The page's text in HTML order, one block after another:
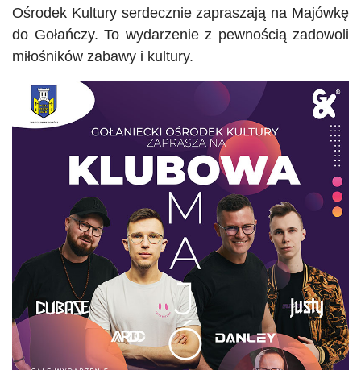
Ośrodek Kultury serdecznie zapraszają na Majówkę
do Gołańczy. To wydarzenie z pewnością zadowoli
miłośników zabawy i kultury.